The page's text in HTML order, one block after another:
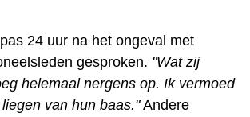
24 uur na het ongeval met
gesproken. "Wat zij
helemaal nergens op. Ik vermoed
van hun baas."Andere